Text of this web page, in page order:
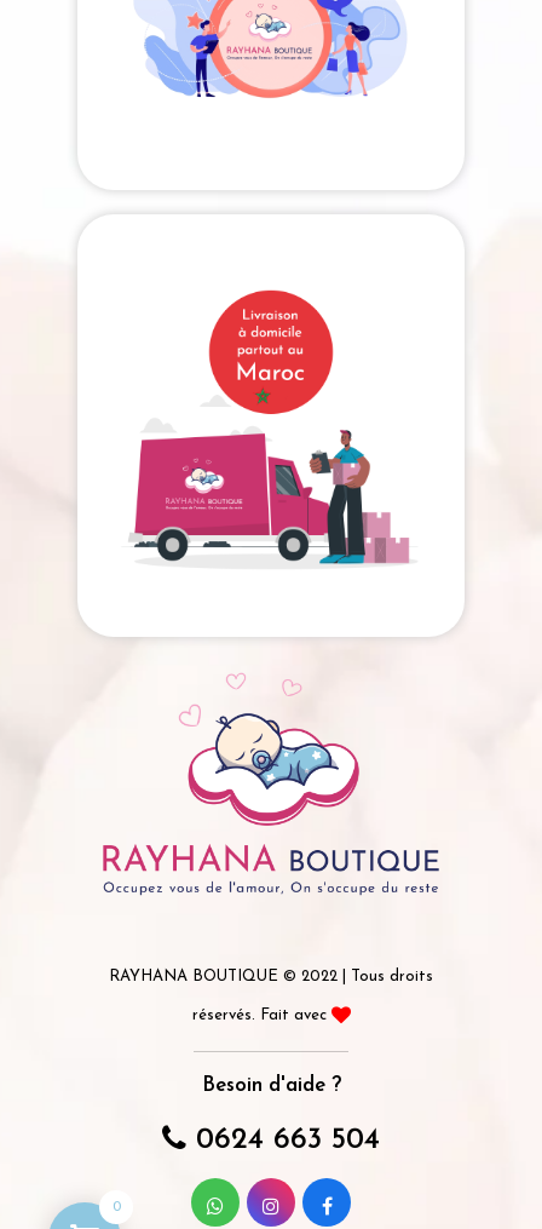
RAYHANA BOUTIQUE © 2022 | Tous droits
réservés. Fait avec
Besoin d'aide ?
0624 663 504
0